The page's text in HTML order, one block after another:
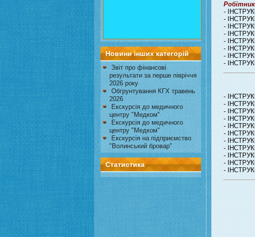
Новини інших категорій
Звіт про фінансові
результати за перше півріччя
2026 року
Обгрунтування КГХ травень
2026
Екскурсія до медичного
центру "Медком"
Екскурсія до медичного
центру "Медком"
Екскурсія на підприємство
"Волинський бровар"
Статистика
-
-
-
-
-
-
-
-
-
-
-
-
-
-
-
-
-
-
-